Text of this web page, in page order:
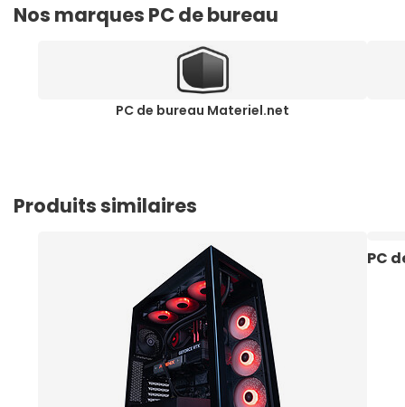
Nos marques PC de bureau
PC de bureau Materiel.net
Produits similaires
PC